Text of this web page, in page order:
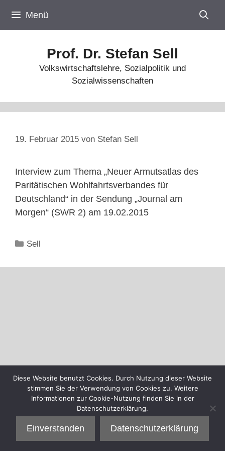
Inhalt
springen
Menü
Prof. Dr. Stefan Sell
Volkswirtschaftslehre, Sozialpolitik und
Sozialwissenschaften
19. Februar 2015 von Stefan Sell
Interview zum Thema „Neuer Armutsatlas des
Paritätischen Wohlfahrtsverbandes für
Deutschland“ in der Sendung „Journal am
Morgen“ (SWR 2) am 19.02.2015
Kategorien
Sell
Diese Website benutzt Cookies. Durch Nutzung dieser Website
stimmen Sie der Verwendung von Cookies zu. Weitere
Informationen zur Cookie-Nutzung finden Sie in der
Datenschutzerklärung.
Einverstanden Datenschutzerklärung